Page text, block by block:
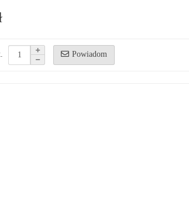
Powiadom